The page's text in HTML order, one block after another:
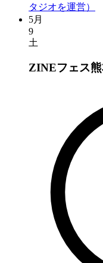
タジオを運営）
5月
9
土
ZINEフェス